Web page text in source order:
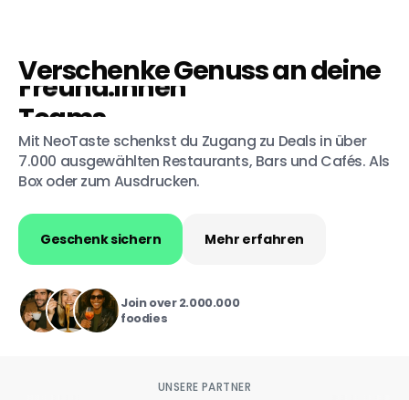
Verschenke Genuss an deine
Freund:innen
Teams
Kund:innen
Familie
Mit NeoTaste schenkst du Zugang zu Deals in über
7.000 ausgewählten Restaurants, Bars und Cafés. Als
Box oder zum Ausdrucken.
Geschenk sichern Mehr erfahren
Join over 2.000.000
foodies
UNSERE PARTNER